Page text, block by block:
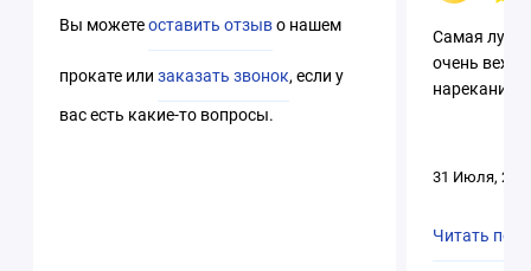
Вы можетеоставить отзыво нашем
прокате илизаказать звонок, если у
вас есть какие-то вопросы.
Самая
очень
нареканий.
31 Июля,
Читать